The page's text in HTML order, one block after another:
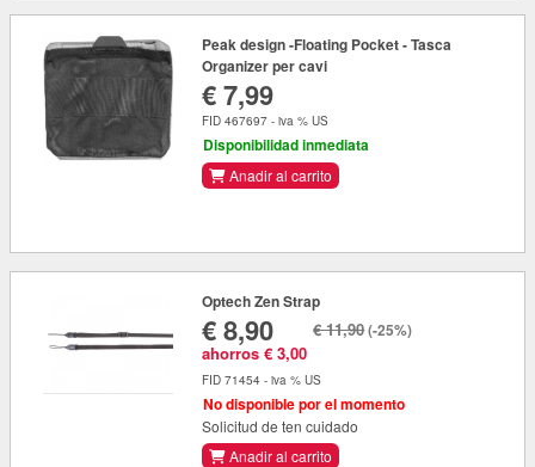
Peak design -Floating Pocket - Tasca
Organizer per cavi
€ 7,99
FID 467697 - iva % US
Disponibilidad inmediata
Anadir al carrito
Optech Zen Strap
€ 8,90
ahorros € 3,00
€ 11,90(-25%)
FID 71454 - iva % US
No disponible por el momento
Solicitud de ten cuidado
Anadir al carrito